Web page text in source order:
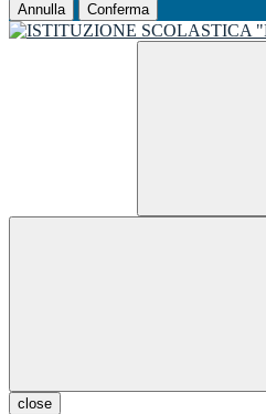
Annulla Conferma
close